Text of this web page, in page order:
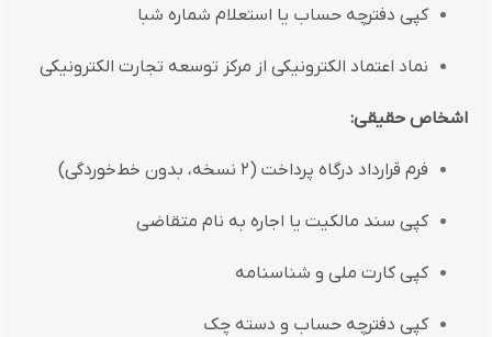
کپی دفترچه حساب یا استعلام شماره شبا
نماد اعتماد الکترونیکی از مرکز توسعه تجارت الکترونیکی
اشخاص حقیقی:
فرم قرارداد درگاه پرداخت (۲ نسخه، بدون خط‌خوردگی)
کپی سند مالکیت یا اجاره به نام متقاضی
کپی کارت ملی و شناسنامه
کپی دفترچه حساب و دسته چک